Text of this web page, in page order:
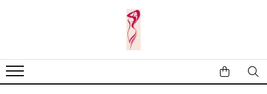
Baie
Copii si bebe
Accesorii
Camping
Aparate de masaj
Ingrijirea parului